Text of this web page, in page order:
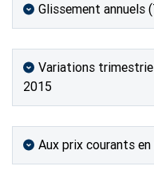
Glissement annuels
Variations
2015
Aux prix courants